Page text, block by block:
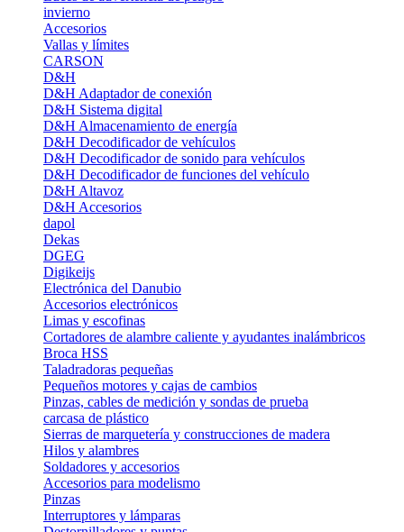
invierno
Accesorios
Vallas y límites
CARSON
D&H
D&H Adaptador de conexión
D&H Sistema digital
D&H Almacenamiento de energía
D&H Decodificador de vehículos
D&H Decodificador de sonido para vehículos
D&H Decodificador de funciones del vehículo
D&H Altavoz
D&H Accesorios
dapol
Dekas
DGEG
Digikeijs
Electrónica del Danubio
Accesorios electrónicos
Limas y escofinas
Cortadores de alambre caliente y ayudantes inalámbricos
Broca HSS
Taladradoras pequeñas
Pequeños motores y cajas de cambios
Pinzas, cables de medición y sondas de prueba
carcasa de plástico
Sierras de marquetería y construcciones de madera
Hilos y alambres
Soldadores y accesorios
Accesorios para modelismo
Pinzas
Interruptores y lámparas